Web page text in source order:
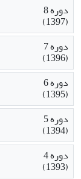
دوره 8
(1397)
دوره 7
(1396)
دوره 6
(1395)
دوره 5
(1394)
دوره 4
(1393)